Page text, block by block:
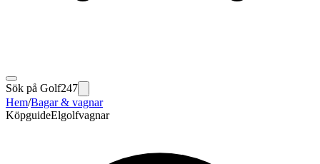
Sök på Golf247
Hem/Bagar & vagnar
KöpguideElgolfvagnar